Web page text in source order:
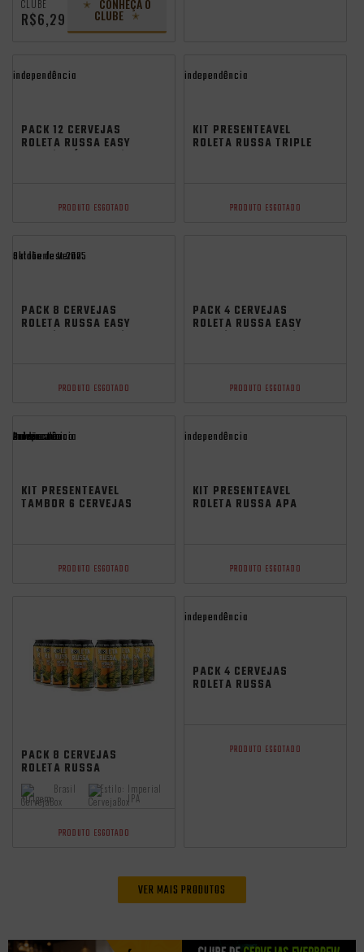
CLUBE
R$6,29 CLUBE
independência
PACK 12 CERVEJAS
ROLETA RUSSA EASY
IPA S/ GLÚTEN E S/
PRODUTO ESGOTADO
independência
KIT PRESENTEÁVEL
ROLETA RUSSA TRIPLE
PRODUTO ESGOTADO
Saldão de Verão
oktoberfest 2025
PACK 8 CERVEJAS
ROLETA RUSSA EASY
IPA S/ GLUTEN E S/
PRODUTO ESGOTADO
PACK 4 CERVEJAS
ROLETA RUSSA EASY
IPA S/ GLUTEN E S/
PRODUTO ESGOTADO
Promocoes
Aniversario
Saldão Junino
independência
KIT PRESENTEÁVEL
TAMBOR 6 CERVEJAS
PRODUTO ESGOTADO
independência
KIT PRESENTEÁVEL
ROLETA RUSSA APA
PRODUTO ESGOTADO
PACK 8 CERVEJAS
ROLETA RUSSA
IMPERIAL IPA LATA
350ML
Origem:
Brasil Estilo: Imperial
IPA
PRODUTO ESGOTADO
independência
PACK 4 CERVEJAS
ROLETA RUSSA
PRODUTO ESGOTADO
VER MAIS PRODUTOS